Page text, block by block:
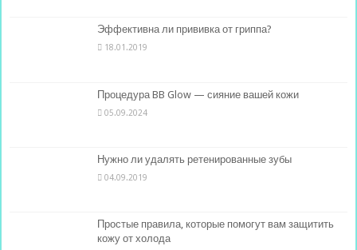
Эффективна ли прививка от гриппа?
18.01.2019
Процедура BB Glow — сияние вашей кожи
05.09.2024
Нужно ли удалять ретенированные зубы
04.09.2019
Простые правила, которые помогут вам защитить
кожу от холода